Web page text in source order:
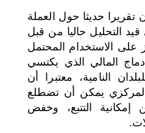
تقريرا حديثا حول العملة
قيد التحليل حاليا من قبل
على الاستخدام المحتمل
المالي الذي يكتسي
النامية، معتبرا أن
المركزي يمكن أن تضطلع
التتبع، وخفض